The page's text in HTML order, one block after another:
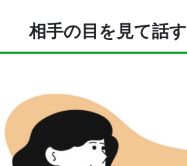
相手の目を見て話す